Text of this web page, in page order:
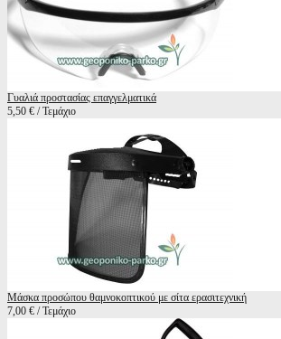
Γυαλιά προστασίας επαγγελματικά
5,50 € / Τεμάχιο
Μάσκα προσώπου θαμνοκοπτικού με σίτα ερασιτεχνική
7,00 € / Τεμάχιο